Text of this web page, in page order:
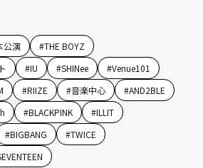
公演 #THE BOYZ
#IU #SHINee #Venue101
#RIIZE #音楽中心 #AND2BLE
#BLACKPINK #ILLIT
#BIGBANG #TWICE